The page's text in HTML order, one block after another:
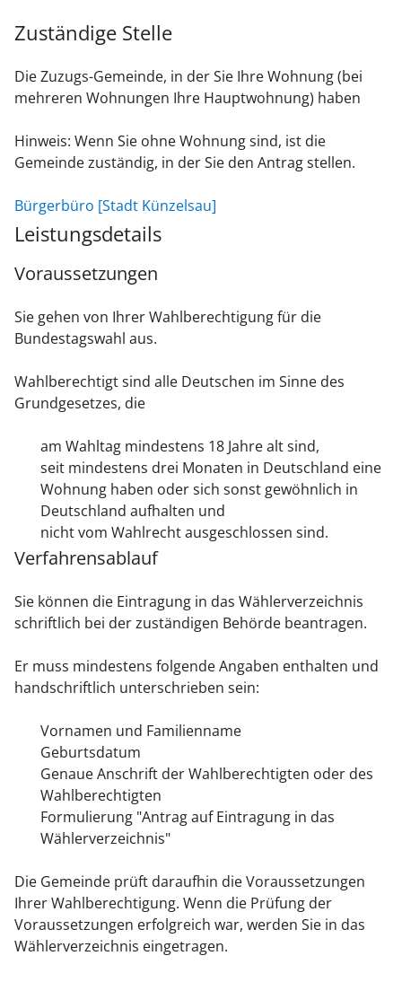
Zuständige Stelle
Die Zuzugs-Gemeinde, in der Sie Ihre Wohnung (bei
mehreren Wohnungen Ihre Hauptwohnung) haben
Hinweis: Wenn Sie ohne Wohnung sind, ist die
Gemeinde zuständig, in der Sie den Antrag stellen.
Bürgerbüro [Stadt Künzelsau]
Leistungsdetails
Voraussetzungen
Sie gehen von Ihrer Wahlberechtigung für die
Bundestagswahl aus.
Wahlberechtigt sind alle Deutschen im Sinne des
Grundgesetzes, die
am Wahltag mindestens 18 Jahre alt sind,
seit mindestens drei Monaten in Deutschland eine
Wohnung haben oder sich sonst gewöhnlich in
Deutschland aufhalten und
nicht vom Wahlrecht ausgeschlossen sind.
Verfahrensablauf
Sie können die Eintragung in das Wählerverzeichnis
schriftlich bei der zuständigen Behörde beantragen.
Er muss mindestens folgende Angaben enthalten und
handschriftlich unterschrieben sein:
Vornamen und Familienname
Geburtsdatum
Genaue Anschrift der Wahlberechtigten oder des
Wahlberechtigten
Formulierung "Antrag auf Eintragung in das
Wählerverzeichnis"
Die Gemeinde prüft daraufhin die Voraussetzungen
Ihrer Wahlberechtigung. Wenn die Prüfung der
Voraussetzungen erfolgreich war, werden Sie in das
Wählerverzeichnis eingetragen.